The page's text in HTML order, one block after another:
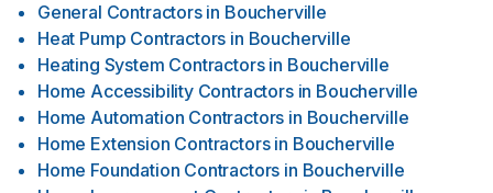
General Contractors in Boucherville
Heat Pump Contractors in Boucherville
Heating System Contractors in Boucherville
Home Accessibility Contractors in Boucherville
Home Automation Contractors in Boucherville
Home Extension Contractors in Boucherville
Home Foundation Contractors in Boucherville